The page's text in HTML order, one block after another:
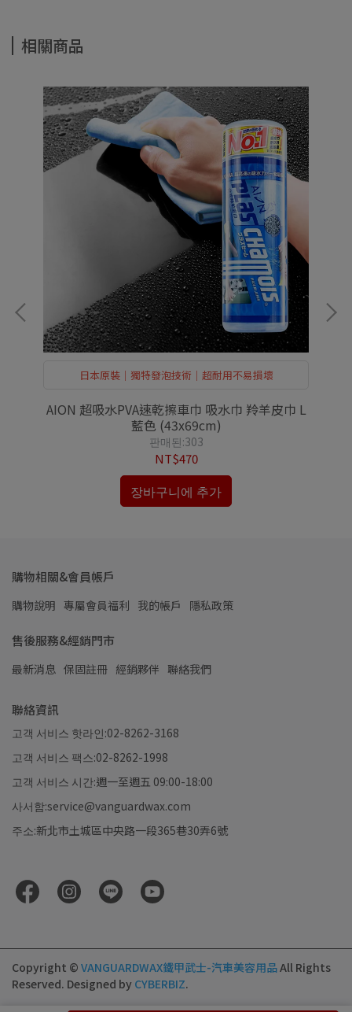
相關商品
日本原裝｜獨特發泡技術｜超耐用不易損壞
AION 超吸水PVA速乾擦車巾 吸水巾 羚羊皮巾 L
藍色 (43x69cm)
판매된:303
NT$470
장바구니에 추가
購物相關&會員帳戶
購物說明 專屬會員福利 我的帳戶 隱私政策
售後服務&經銷門市
最新消息 保固註冊 經銷夥伴 聯絡我們
聯絡資訊
고객 서비스 핫라인:02-8262-3168
고객 서비스 팩스:02-8262-1998
고객 서비스 시간:週一至週五 09:00-18:00
사서함:service@vanguardwax.com
주소:新北市土城區中央路一段365巷30弄6號
Copyright © VANGUARDWAX鐵甲武士-汽車美容用品All Rights
Reserved. Designed by CYBERBIZ.